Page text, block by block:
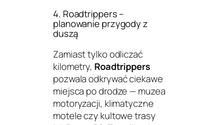
4. Roadtrippers –
planowanie przygody z
duszą
Zamiast tylko odliczać
kilometry, Roadtrippers
pozwala odkrywać ciekawe
miejsca po drodze — muzea
motoryzacji, klimatyczne
motele czy kultowe trasy